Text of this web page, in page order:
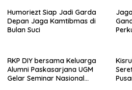
Humoriezt Siap Jadi Garda
Depan Jaga Kamtibmas di
Bulan Suci
RKP DIY bersama Keluarga
Alumni Paskasarjana UGM
Gelar Seminar Nasional